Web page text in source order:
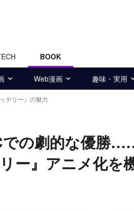
BOOK
Web漫画 趣味・実用
テリー』の魅力
での劇的な優勝
ー』アニメ化を